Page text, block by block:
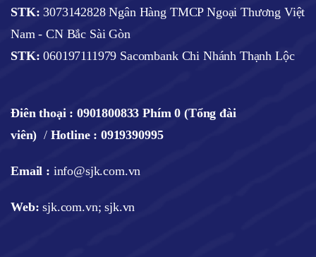
STK: 3073142828 Ngân Hàng TMCP Ngoại Thương Việt
Nam - CN Bắc Sài Gòn
STK:060197111979 Sacombank Chi Nhánh Thạnh Lộc
Điên thoại : 0901800833 Phím 0 (Tổng đài
viên) / Hotline : 0919390995
Email : info@sjk.com.vn
Web: sjk.com.vn; sjk.vn